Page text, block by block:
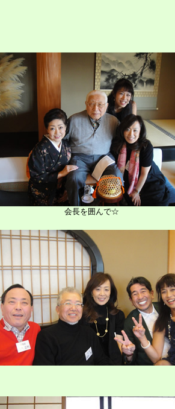
会長を囲んで☆